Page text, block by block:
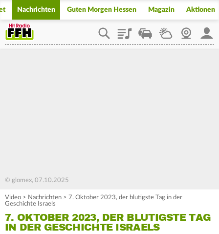
Nachrichten Guten Morgen Hessen Magazin Aktionen
PlaylistStaupilotWetterWebcam
© glomex, 07.10.2025
Video > Nachrichten > 7. Oktober 2023, der blutigste Tag in der
Geschichte Israels
7. OKTOBER 2023, DER BLUTIGSTE TAG
IN DER GESCHICHTE ISRAELS